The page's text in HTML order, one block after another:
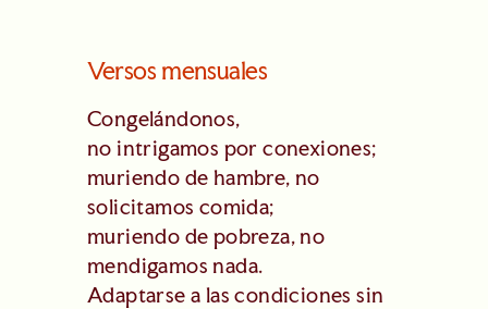
Versos mensuales
Congelándonos,
no intrigamos por conexiones;
muriendo de hambre, no
solicitamos comida;
muriendo de pobreza, no
mendigamos nada.
Adaptarse a las condiciones sin